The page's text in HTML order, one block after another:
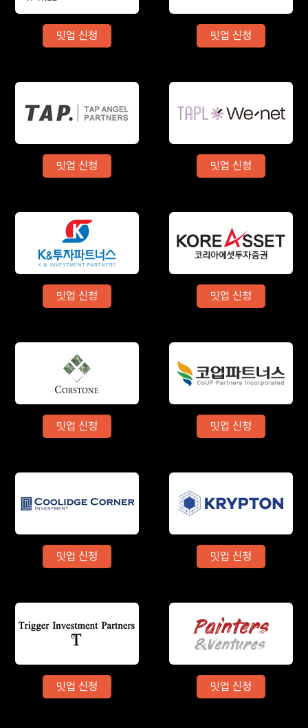
밋업 신청 밋업 신청
밋업 신청 밋업 신청
밋업 신청 밋업 신청
밋업 신청 밋업 신청
밋업 신청 밋업 신청
밋업 신청 밋업 신청